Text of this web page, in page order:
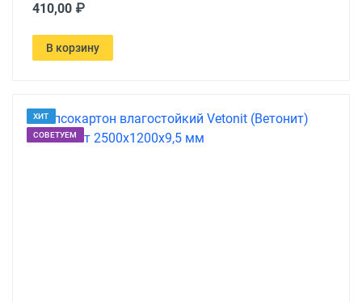
410,00 ₽
В корзину
ХИТ
СОВЕТУЕМ